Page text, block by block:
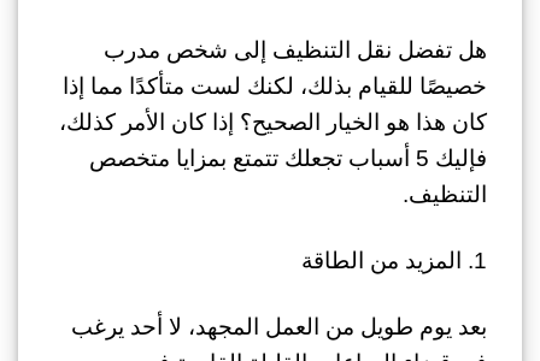
هل تفضل نقل التنظيف إلى شخص مدرب
خصيصًا للقيام بذلك، لكنك لست متأكدًا مما إذا
كان هذا هو الخيار الصحيح؟ إذا كان الأمر كذلك،
فإليك 5 أسباب تجعلك تتمتع بمزايا متخصص
التنظيف.
1. المزيد من الطاقة
بعد يوم طويل من العمل المجهد، لا أحد يرغب